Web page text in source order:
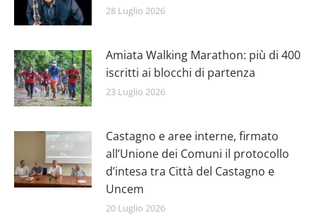
28 Luglio 2026
Amiata Walking Marathon: più di 400
iscritti ai blocchi di partenza
23 Luglio 2026
Castagno e aree interne, firmato
all’Unione dei Comuni il protocollo
d’intesa tra Città del Castagno e
Uncem
20 Luglio 2026